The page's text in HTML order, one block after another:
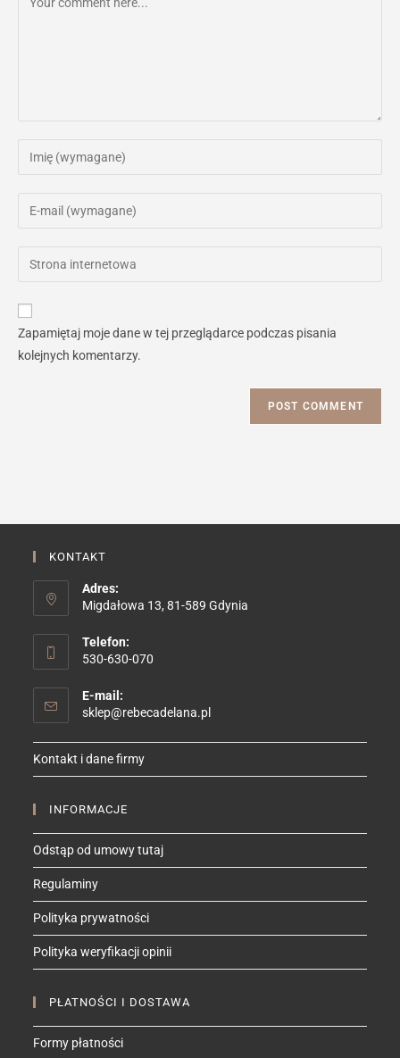
Enter
Enter
address
comment
Enter
website
Zapamiętaj moje dane w tej przeglądarce podczas pisania
kolejnych komentarzy.
KONTAKT
Adres:
Migdałowa 13, 81-589 Gdynia
Telefon:
530-630-070
E-mail:
sklep@rebecadelana.plOpens
your
Kontakt i dane firmy
INFORMACJE
Odstąp od umowy tutaj
Regulaminy
Polityka prywatności
Polityka weryfikacji opinii
PŁATNOŚCI I DOSTAWA
Formy płatności